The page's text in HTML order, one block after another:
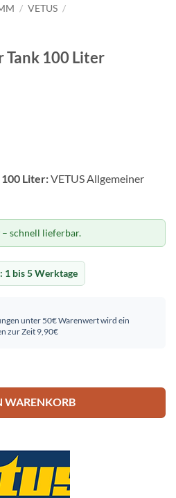
/ VETUS /
Tank 100 Liter
100 Liter:VETUS Allgemeiner
– schnell lieferbar.
1 bis 5 Werktage
unter 50€ Warenwert wird ein
zur Zeit 9,90€
WARENKORB